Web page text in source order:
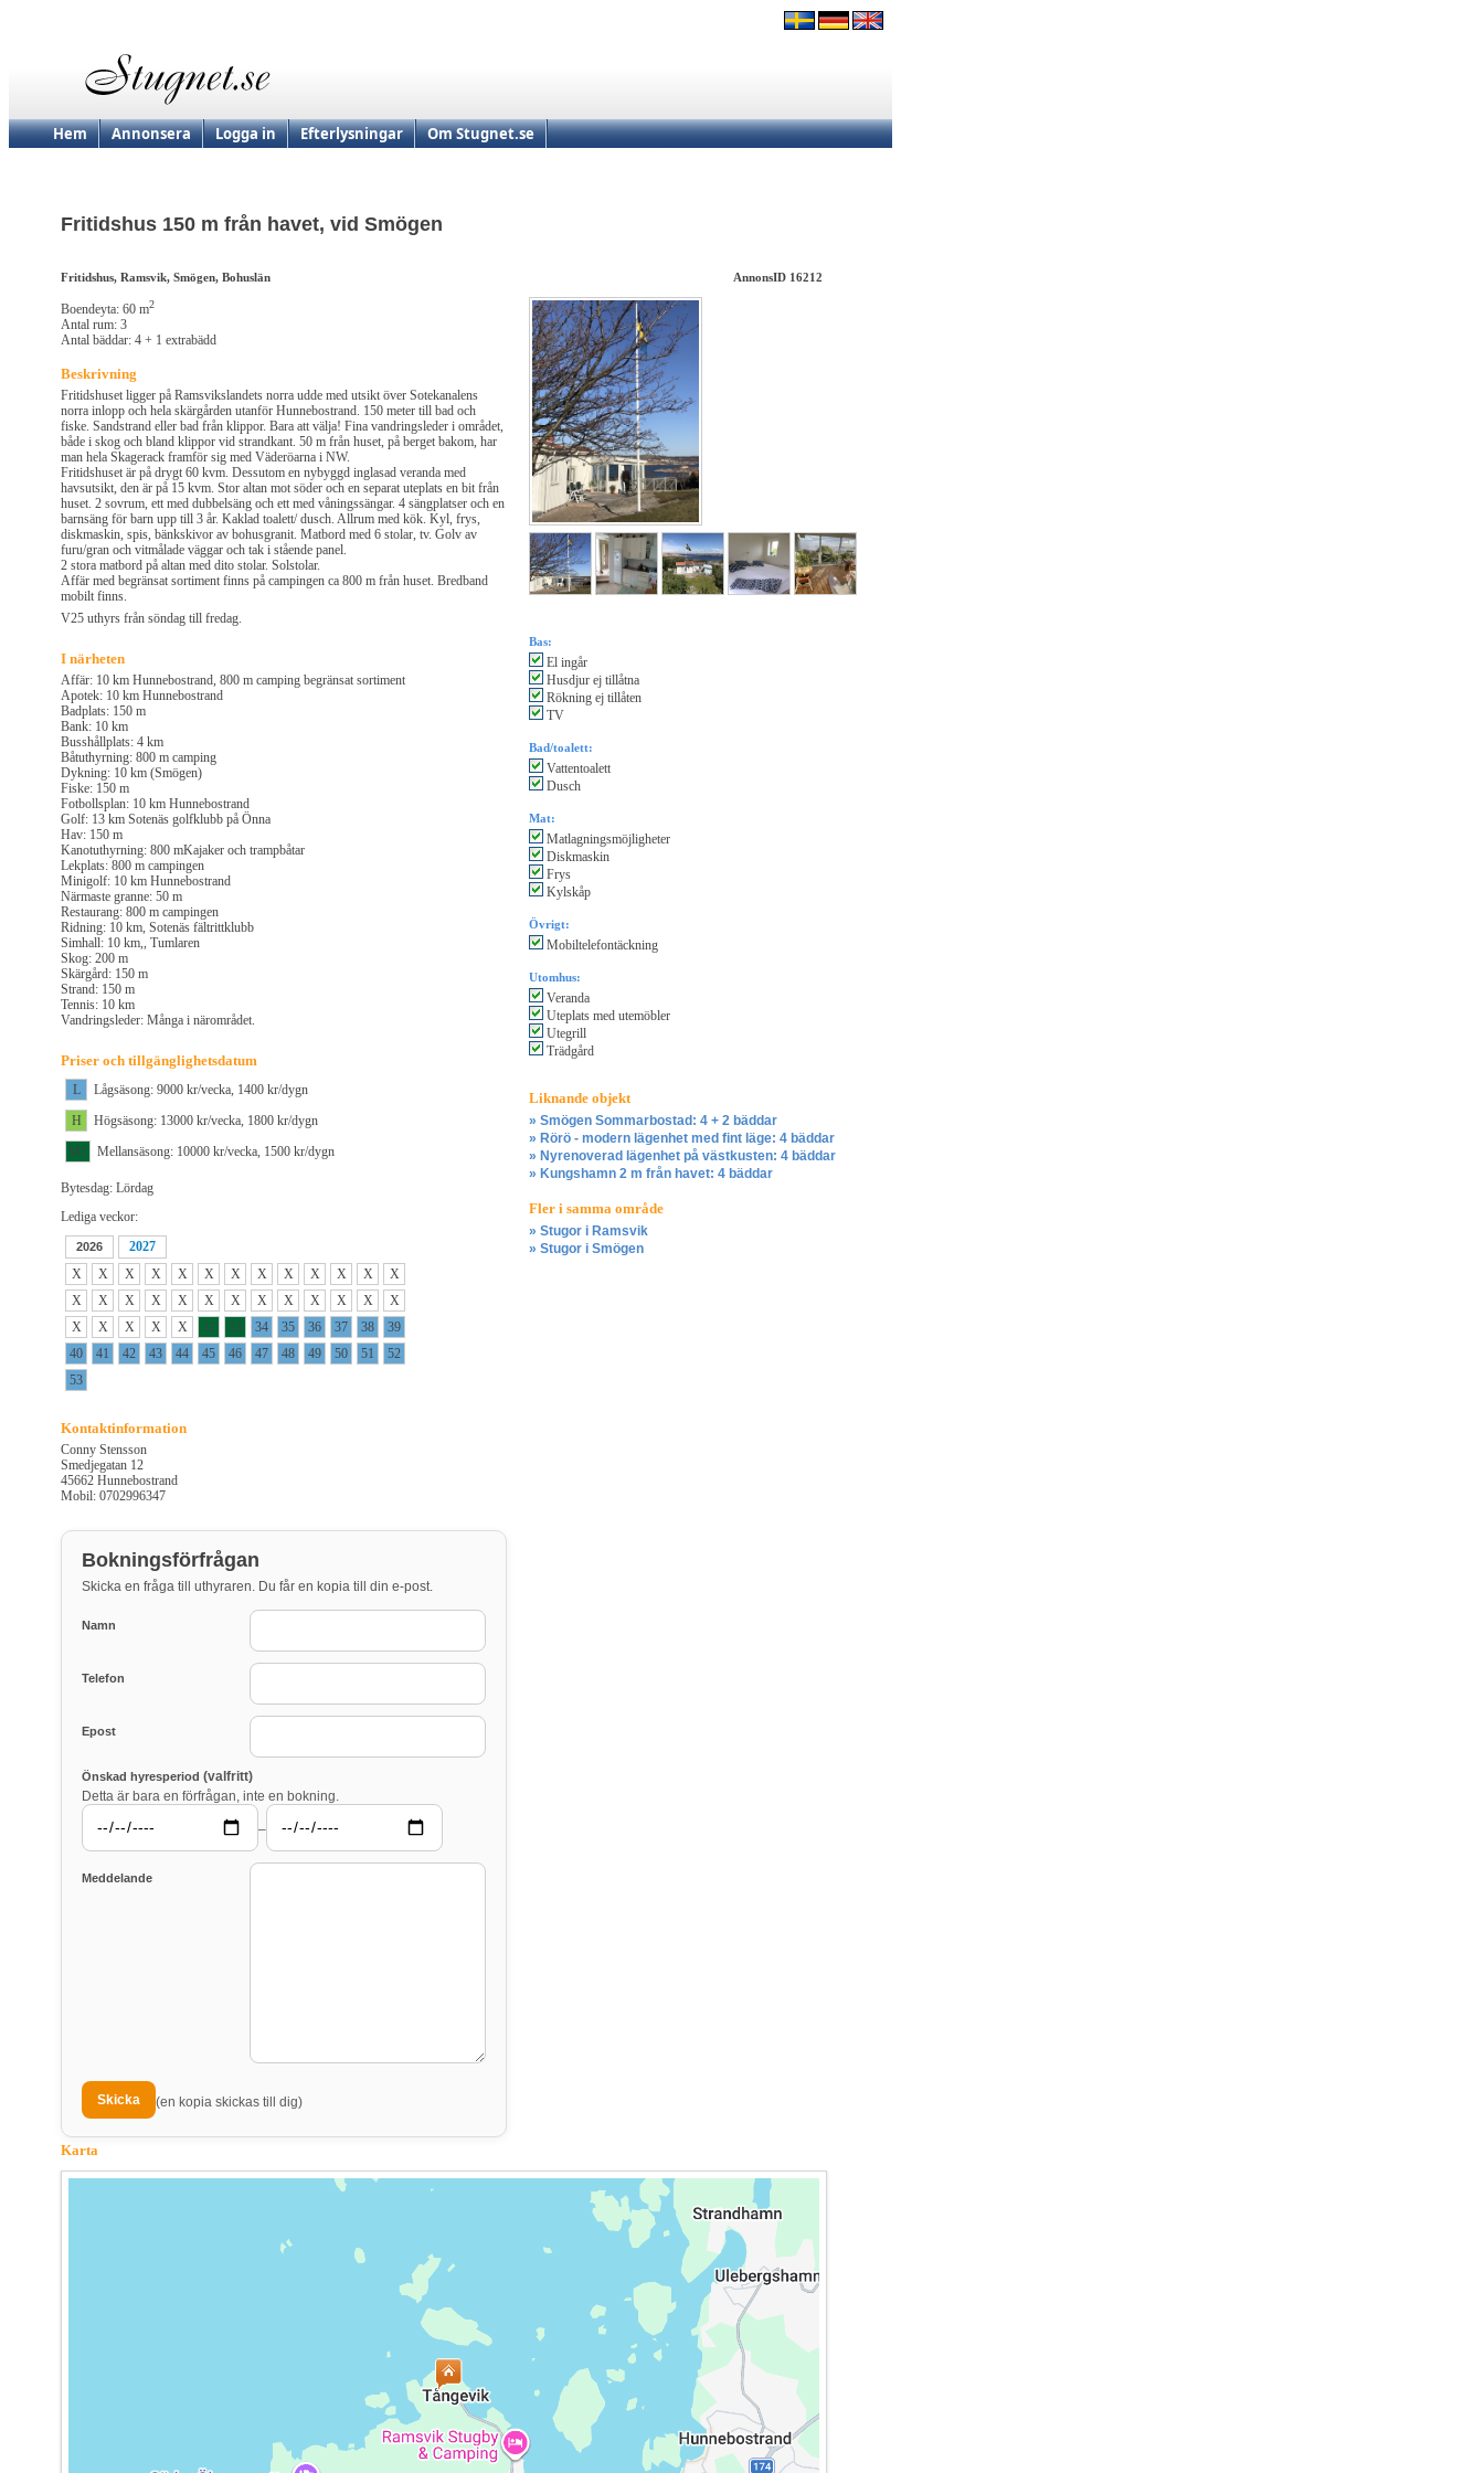
Hem Annonsera Logga in Efterlysningar Om Stugnet.se
Fritidshus 150 m från havet, vid Smögen
Fritidshus, Ramsvik, Smögen, Bohuslän AnnonsID 16212
Boendeyta: 60 m2
Antal rum: 3
Antal bäddar: 4 + 1 extrabädd
Beskrivning
Fritidshuset ligger på Ramsvikslandets norra udde med utsikt över Sotekanalens
norra inlopp och hela skärgården utanför Hunnebostrand. 150 meter till bad och
fiske. Sandstrand eller bad från klippor. Bara att välja! Fina vandringsleder i området,
både i skog och bland klippor vid strandkant. 50 m från huset, på berget bakom, har
man hela Skagerack framför sig med Väderöarna i NW.
Fritidshuset är på drygt 60 kvm. Dessutom en nybyggd inglasad veranda med
havsutsikt, den är på 15 kvm. Stor altan mot söder och en separat uteplats en bit från
huset. 2 sovrum, ett med dubbelsäng och ett med våningssängar. 4 sängplatser och en
barnsäng för barn upp till 3 år. Kaklad toalett/ dusch. Allrum med kök. Kyl, frys,
diskmaskin, spis, bänkskivor av bohusgranit. Matbord med 6 stolar, tv. Golv av
furu/gran och vitmålade väggar och tak i stående panel.
2 stora matbord på altan med dito stolar. Solstolar.
Affär med begränsat sortiment finns på campingen ca 800 m från huset. Bredband
mobilt finns.
V25 uthyrs från söndag till fredag.
I närheten
Affär: 10 km Hunnebostrand, 800 m camping begränsat sortiment
Apotek: 10 km Hunnebostrand
Badplats: 150 m
Bank: 10 km
Busshållplats: 4 km
Båtuthyrning: 800 m camping
Dykning: 10 km (Smögen)
Fiske: 150 m
Fotbollsplan: 10 km Hunnebostrand
Golf: 13 km Sotenäs golfklubb på Önna
Hav: 150 m
Kanotuthyrning: 800 mKajaker och trampbåtar
Lekplats: 800 m campingen
Minigolf: 10 km Hunnebostrand
Närmaste granne: 50 m
Restaurang: 800 m campingen
Ridning: 10 km, Sotenäs fältrittklubb
Simhall: 10 km,, Tumlaren
Skog: 200 m
Skärgård: 150 m
Strand: 150 m
Tennis: 10 km
Vandringsleder: Många i närområdet.
Priser och tillgänglighetsdatum
L
Lågsäsong: 9000 kr/vecka, 1400 kr/dygn
H
Högsäsong: 13000 kr/vecka, 1800 kr/dygn
M1
Mellansäsong: 10000 kr/vecka, 1500 kr/dygn
Bytesdag: Lördag
Lediga veckor:
2026
2027
X
X X X X X X X X X X X
X
X
X X X X X X X X X X X
X
X
X X X X 32 33 34 35 36 37 38
39
40
41 42 43 44 45 46 47 48 49 50 51
52
53
Kontaktinformation
Conny Stensson
Smedjegatan 12
45662 Hunnebostrand
Mobil: 0702996347
Bokningsförfrågan
Skicka en fråga till uthyraren. Du får en kopia till din e-post.
Namn
Telefon
Epost
Önskad hyresperiod (valfritt)
Detta är bara en förfrågan, inte en bokning.
–
Meddelande
(en kopia skickas till dig)
Bas:
El ingår
Husdjur ej tillåtna
Rökning ej tillåten
TV
Bad/toalett:
Vattentoalett
Dusch
Mat:
Matlagningsmöjligheter
Diskmaskin
Frys
Kylskåp
Övrigt:
Mobiltelefontäckning
Utomhus:
Veranda
Uteplats med utemöbler
Utegrill
Trädgård
Liknande objekt
» Smögen Sommarbostad: 4 + 2 bäddar
» Rörö - modern lägenhet med fint läge: 4 bäddar
» Nyrenoverad lägenhet på västkusten: 4 bäddar
» Kungshamn 2 m från havet: 4 bäddar
Fler i samma område
» Stugor i Ramsvik
» Stugor i Smögen
Karta